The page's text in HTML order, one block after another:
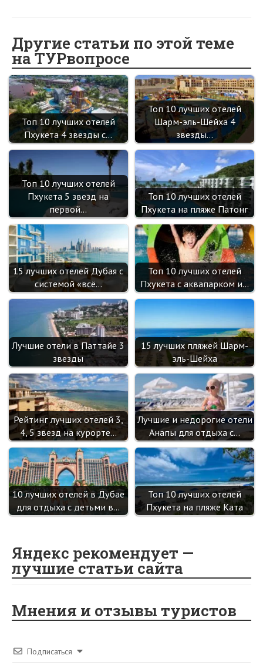
o
o
k
o
kl
as
sn
ik
i
er dI
n
es
t
a
m
Другие статьи по этой теме
на ТУРвопросе
Топ 10 лучших отелей
Пхукета 4 звезды с…
Топ 10 лучших отелей
Шарм-эль-Шейха 4
звезды…
Топ 10 лучших отелей
Пхукета 5 звезд на
первой…
Топ 10 лучших отелей
Пхукета на пляже Патонг
15 лучших отелей Дубая с
системой «всё…
Топ 10 лучших отелей
Пхукета с аквапарком и…
Лучшие отели в Паттайе 3
звезды
15 лучших пляжей Шарм-
эль-Шейха
Рейтинг лучших отелей 3,
4, 5 звезд на курорте…
Лучшие и недорогие отели
Анапы для отдыха с…
10 лучших отелей в Дубае
для отдыха с детьми в…
Топ 10 лучших отелей
Пхукета на пляже Ката
Яндекс рекомендует —
лучшие статьи сайта
Мнения и отзывы туристов
Подписаться